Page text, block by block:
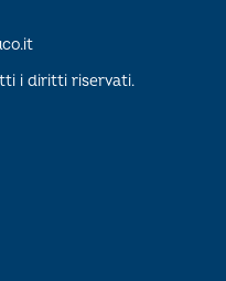
i diritti riservati.